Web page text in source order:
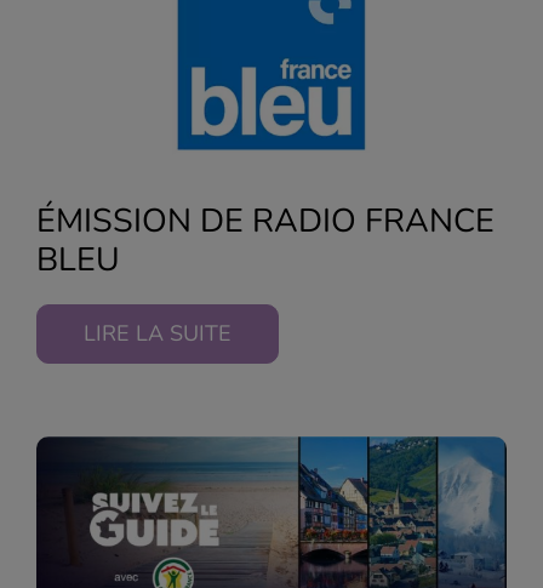
ÉMISSION DE RADIO FRANCE
BLEU
LIRE LA SUITE